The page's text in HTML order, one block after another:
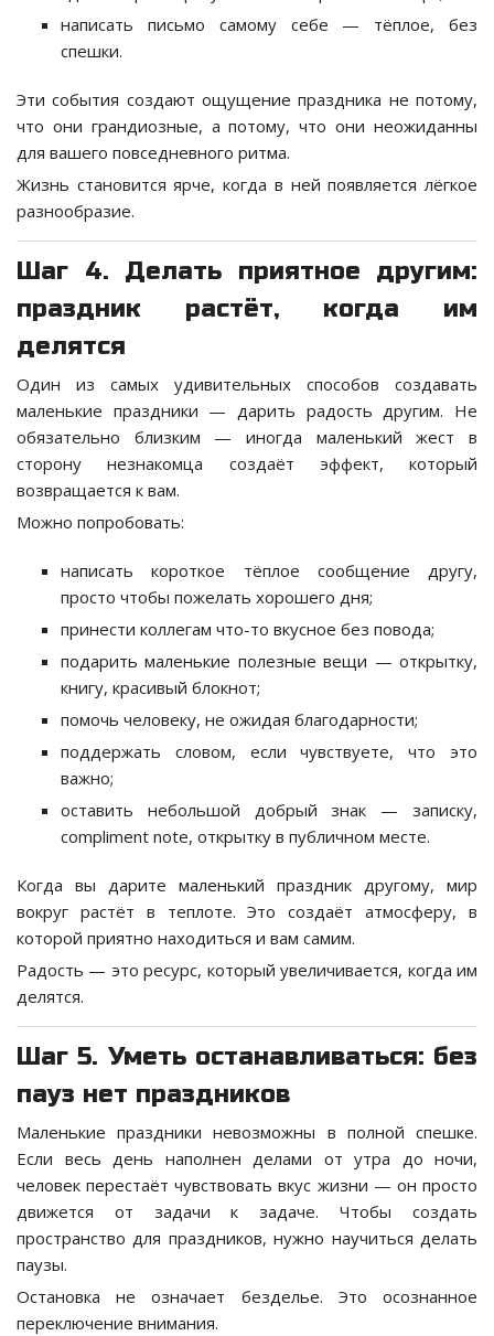
написать письмо самому себе — тёплое, без
спешки.
Эти события создают ощущение праздника не потому,
что они грандиозные, а потому, что они неожиданны
для вашего повседневного ритма.
Жизнь становится ярче, когда в ней появляется лёгкое
разнообразие.
Шаг 4. Делать приятное другим:
праздник растёт, когда им
делятся
Один из самых удивительных способов создавать
маленькие праздники — дарить радость другим. Не
обязательно близким — иногда маленький жест в
сторону незнакомца создаёт эффект, который
возвращается к вам.
Можно попробовать:
написать короткое тёплое сообщение другу,
просто чтобы пожелать хорошего дня;
принести коллегам что-то вкусное без повода;
подарить маленькие полезные вещи — открытку,
книгу, красивый блокнот;
помочь человеку, не ожидая благодарности;
поддержать словом, если чувствуете, что это
важно;
оставить небольшой добрый знак — записку,
compliment note, открытку в публичном месте.
Когда вы дарите маленький праздник другому, мир
вокруг растёт в теплоте. Это создаёт атмосферу, в
которой приятно находиться и вам самим.
Радость — это ресурс, который увеличивается, когда им
делятся.
Шаг 5. Уметь останавливаться: без
пауз нет праздников
Маленькие праздники невозможны в полной спешке.
Если весь день наполнен делами от утра до ночи,
человек перестаёт чувствовать вкус жизни — он просто
движется от задачи к задаче. Чтобы создать
пространство для праздников, нужно научиться делать
паузы.
Остановка не означает безделье. Это осознанное
переключение внимания.